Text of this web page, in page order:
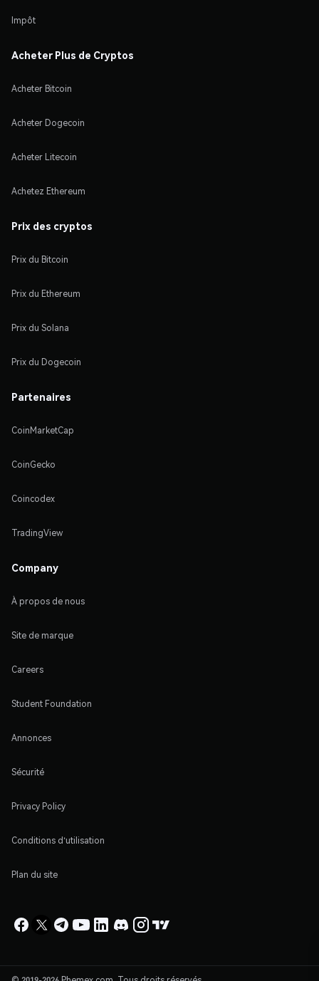
Impôt
Acheter Plus de Cryptos
Acheter Bitcoin
Acheter Dogecoin
Acheter Litecoin
Achetez Ethereum
Prix des cryptos
Prix du Bitcoin
Prix du Ethereum
Prix du Solana
Prix du Dogecoin
Partenaires
CoinMarketCap
CoinGecko
Coincodex
TradingView
Company
À propos de nous
Site de marque
Careers
Student Foundation
Annonces
Sécurité
Privacy Policy
Conditions d'utilisation
Plan du site